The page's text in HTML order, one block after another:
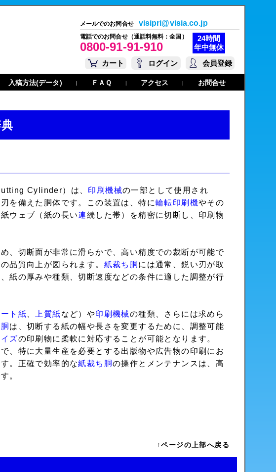
メールでのお問合せ visipri@visia.co.jp
電話でのお問合せ（通話料無料：全国）
0800-91-91-910
24時間
年中無休
カート
ログイン 会員登録
入稿方法(データ) | ＦＡＱ | アクセス | お問合せ
Cylinder）は、 印刷機械の一部として使用され
を備えた胴体です。この装置は、特に輪転印刷機やその
ウェブ（紙の長い連続した帯）を精密に切断し、印刷物
、切断面が非常に滑らかで、高い精度での裁断が可能で
品質向上が図られます。 紙裁ち胴 には通常、鋭い刃が取
紙の厚みや種類、切断速度などの条件に適した調整が行
ト紙 上質紙など）や印刷機械の種類、さらには求めら
は、切断する紙の幅や長さを変更するために、調整可能
ズの印刷物に柔軟に対応することが可能となります。
、特に大量生産を必要とする出版物や広告物の印刷にお
。正確で効率的な紙裁ち胴の操作とメンテナンスは、高
。
↑ページの上部へ戻る